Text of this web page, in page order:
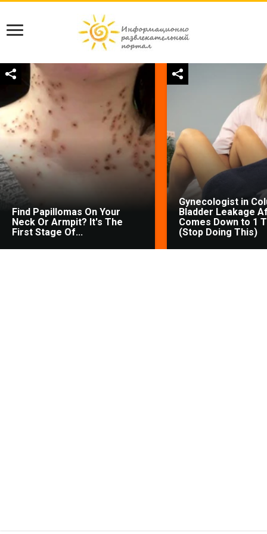
Find Papillomas On Your
Neck Or Armpit? It's The
First Stage Of...
Gynecologist in
Bladder Leakage
Comes Down to 1
(Stop Doing This)